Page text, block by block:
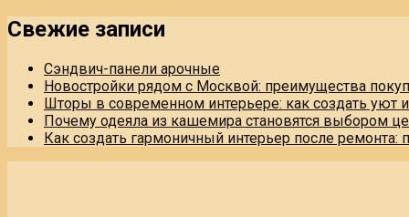
Свежие записи
Сэндвич-панели арочные
Новостройки рядом с Москвой: преимущества
Шторы в современном интерьере: как создать уют
Почему одеяла из кашемира становятся выбором
Как создать гармоничный интерьер после ремонта: